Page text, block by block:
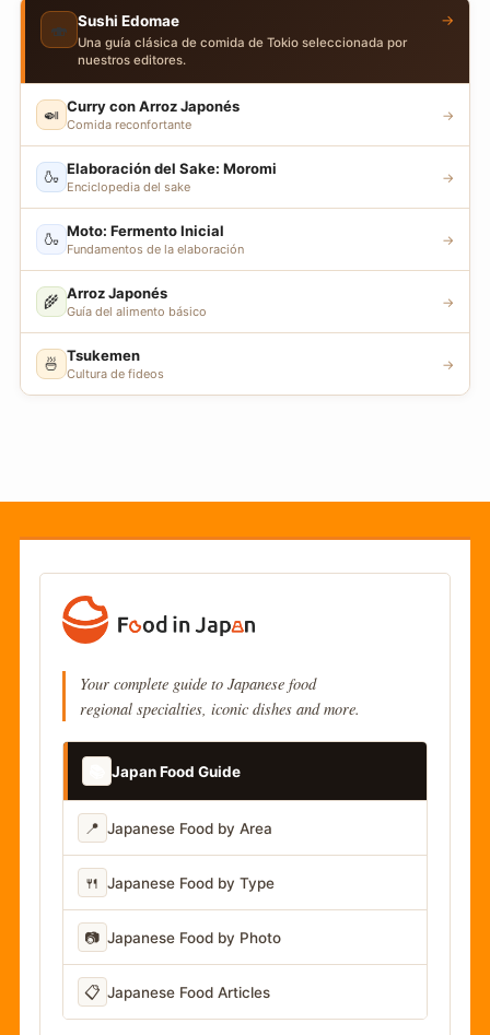
🍣 Sushi Edomae
Una guía clásica de comida de Tokio seleccionada por
nuestros editores.
→
🍛 Curry con Arroz Japonés
Comida reconfortante
→
🍶 Elaboración del Sake: Moromi
Enciclopedia del sake
→
🍶 Moto: Fermento Inicial
Fundamentos de la elaboración
→
🌾 Arroz Japonés
Guía del alimento básico
→
🍜 Tsukemen
Cultura de fideos
→
Your complete guide to Japanese food
regional specialties, iconic dishes and more.
Japan Food Guide
📍 Japanese Food by Area
🍴 Japanese Food by Type
📷 Japanese Food by Photo
📋 Japanese Food Articles